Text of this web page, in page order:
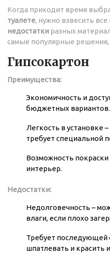
Когда приходит время
туалете, нужно взвесить все
недостатки разных
самые популярные решения,
Гипсокартон
Преимущества:
Экономичность и
бюджетных вариантов.
Легкость в установке
требует специальной
Возможность
интерьер.
Недостатки:
Недолговечность –
влаги, если плохо
Требует последующей
шпатлевать и красить